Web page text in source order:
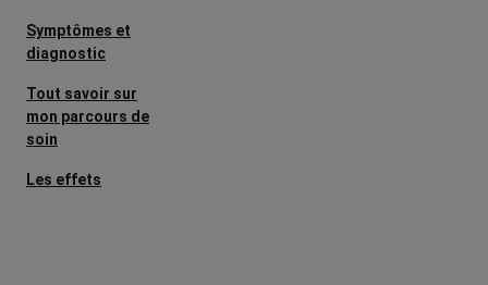
Symptômes et
diagnostic
Tout savoir sur
mon parcours de
soin
Les effets